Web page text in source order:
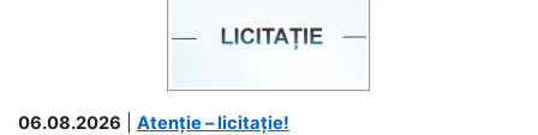
06.08.2026
Atenție – licitație!